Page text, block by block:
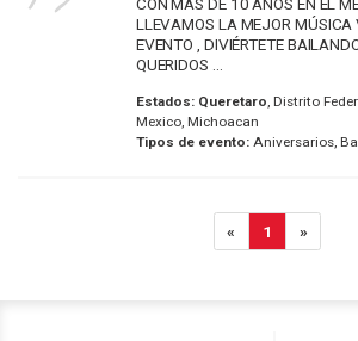
LLEVAMOS LA MEJOR MÚSICA
EVENTO , DIVIÉRTETE
QUERIDOS ...
Estados: Queretaro, Distrito
Mexico, Michoacan
Tipos de evento:Aniversarios,
« 1 »